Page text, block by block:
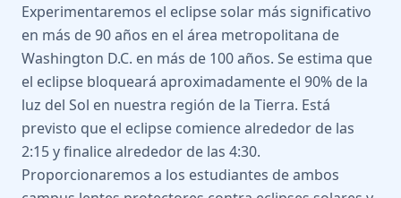
Experimentaremos el eclipse solar más significativo
en más de 90 años en el área metropolitana de
Washington D.C. en más de 100 años. Se estima que
el eclipse bloqueará aproximadamente el 90% de la
luz del Sol en nuestra región de la Tierra. Está
previsto que el eclipse comience alrededor de las
2:15 y finalice alrededor de las 4:30.
Proporcionaremos a los estudiantes de ambos